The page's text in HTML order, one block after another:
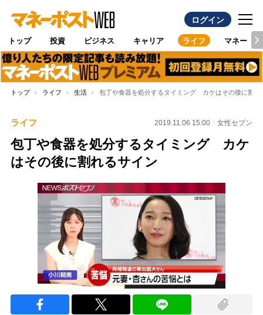
ログイン
トップ 投資 ビジネス キャリア ライフ マネー
トップ ライフ 生活 包丁や食器を処分するタイミング カケはその後に割れ
ライフ 2019.11.06 15:00 女性セブン
包丁や食器を処分するタイミング カケ
はその後に割れるサイン